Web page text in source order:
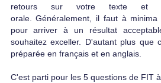
retours sur votre texte et
orale. Généralement, il faut à
pour arriver à un résultat
souhaitez exceller. D'autant plus que
préparée en français et en anglais.
C'est parti pour les 5 questions de FIT